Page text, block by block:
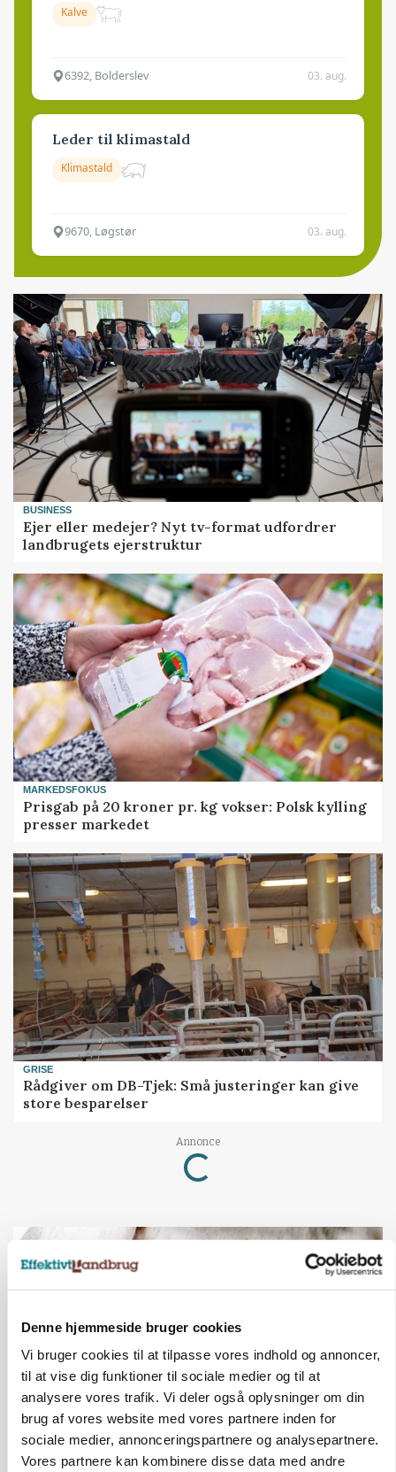
Denne hjemmeside bruger cookies
Vi bruger cookies til at tilpasse vores indhold og annoncer,
til at vise dig funktioner til sociale medier og til at
analysere vores trafik. Vi deler også oplysninger om din
brug af vores website med vores partnere inden for
sociale medier, annonceringspartnere og analysepartnere.
Vores partnere kan kombinere disse data med andre
Kalve
6392, Bolderslev 03. aug.
Leder til klimastald
Klimastald
9670, Løgstør 03. aug.
BUSINESS
Ejer eller medejer? Nyt tv-format udfordrer
landbrugets ejerstruktur
MARKEDSFOKUS
Prisgab på 20 kroner pr. kg vokser: Polsk kylling
presser markedet
GRISE
Rådgiver om DB-Tjek: Små justeringer kan give
store besparelser
Annonce
Loading...
MARKED
Russisk mælkepris dykker 23 procent